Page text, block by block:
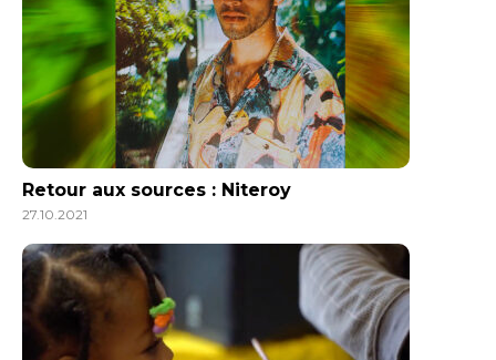
Retour aux sources : Niteroy
27.10.2021